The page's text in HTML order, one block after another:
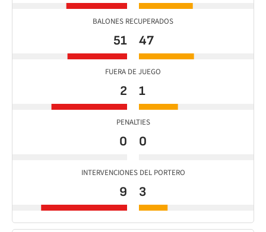
BALONES RECUPERADOS
51 47
FUERA DE JUEGO
2 1
PENALTIES
0 0
INTERVENCIONES DEL PORTERO
9 3